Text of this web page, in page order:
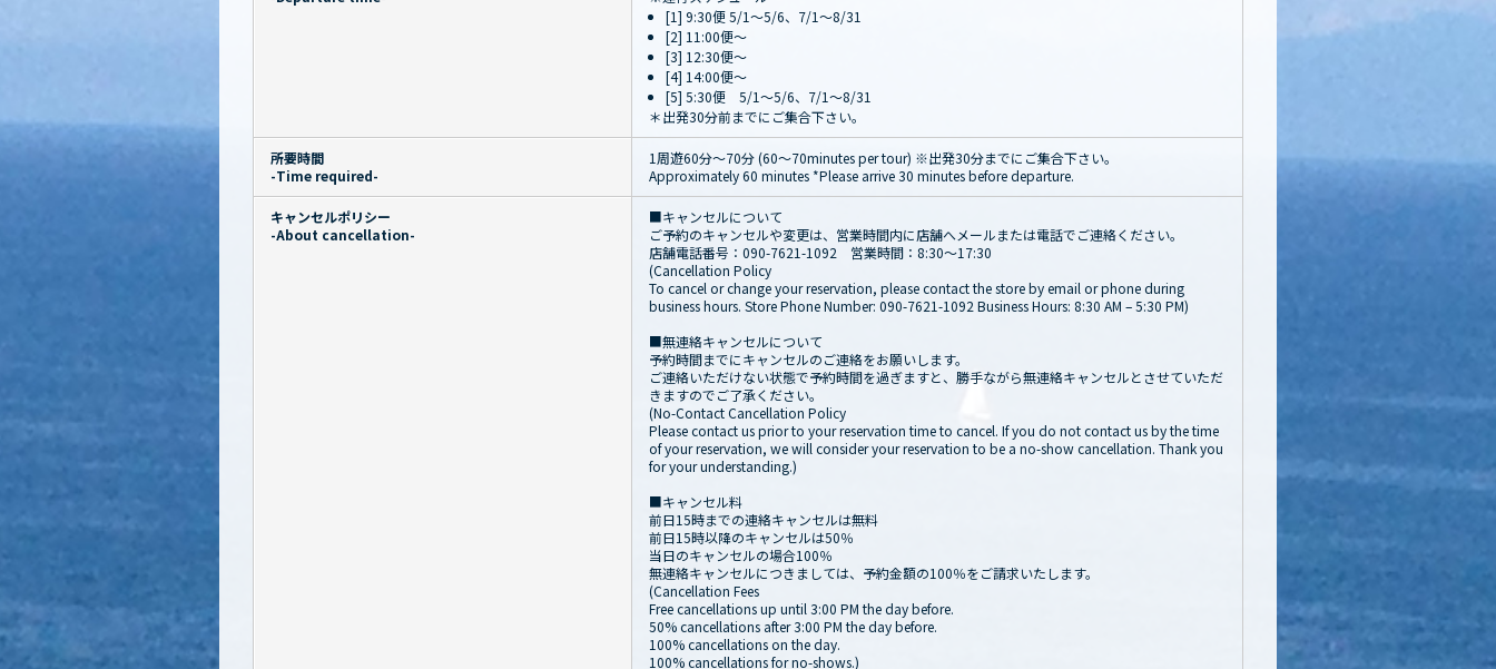
[1] 9:30便 5/1～5/6、7/1～8/31
[2] 11:00便～
[3] 12:30便～
[4] 14:00便～
[5] 5:30便 5/1～5/6、7/1～8/31
＊出発30分前までにご集合下さい。
所要時間
-Time required-
1周遊60分〜70分 (60～70minutes per tour) ※出発30分までにご集合下さい。
Approximately 60 minutes *Please arrive 30 minutes before departure.
キャンセルポリシー
-About cancellation-
■キャンセルについて
ご予約のキャンセルや変更は、営業時間内に店舗へメールまたは電話でご連絡ください。
店舗電話番号：090-7621-1092 営業時間：8:30～17:30
(Cancellation Policy
To cancel or change your reservation, please contact the store by email or phone during
business hours. Store Phone Number: 090-7621-1092 Business Hours: 8:30 AM – 5:30 PM)
■無連絡キャンセルについて
予約時間までにキャンセルのご連絡をお願いします。
ご連絡いただけない状態で予約時間を過ぎますと、勝手ながら無連絡キャンセルとさせていただ
きますのでご了承ください。
(No-Contact Cancellation Policy
Please contact us prior to your reservation time to cancel. If you do not contact us by the time
of your reservation, we will consider your reservation to be a no-show cancellation. Thank you
for your understanding.)
■キャンセル料
前日15時までの連絡キャンセルは無料
前日15時以降のキャンセルは50％
当日のキャンセルの場合100％
無連絡キャンセルにつきましては、予約金額の100％をご請求いたします。
(Cancellation Fees
Free cancellations up until 3:00 PM the day before.
50% cancellations after 3:00 PM the day before.
100% cancellations on the day.
100% cancellations for no-shows.)